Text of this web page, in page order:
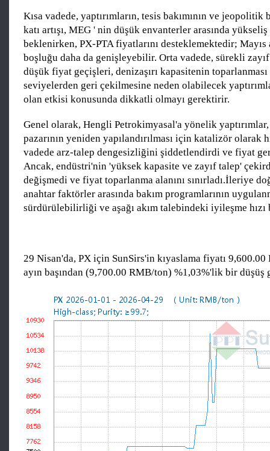
Kısa vadede, yaptırımların, tesis bakımının ve jeopolitik
katı artışı, MEG ' nin düşük envanterler arasında
beklenirken, PX-PTA fiyatlarını desteklemektedir; Mayıs
boşluğu daha da genişleyebilir. Orta vadede, sürekli zayıf
düşük fiyat geçişleri, denizaşırı kapasitenin
seviyelerden geri çekilmesine neden olabilecek
olan etkisi konusunda dikkatli olmayı gerektirir.
Genel olarak, Hengli Petrokimyasal'a yönelik
pazarının yeniden yapılandırılması için katalizör olarak
vadede arz-talep dengesizliğini şiddetlendirdi ve fiyat
Ancak, endüstri'nin 'yüksek kapasite ve zayıf talep'
değişmedi ve fiyat toparlanma alanını sınırladı.İleriye
anahtar faktörler arasında bakım programlarının
sürdürülebilirliği ve aşağı akım talebindeki iyileşme hızı
29 Nisan'da, PX için SunSirs'in kıyaslama fiyatı
ayın başından (9,700.00 RMB/ton) %1,03%'lik bir düşüş